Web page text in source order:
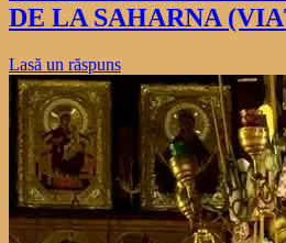
DE LA SAHARNA
Lasă un răspuns